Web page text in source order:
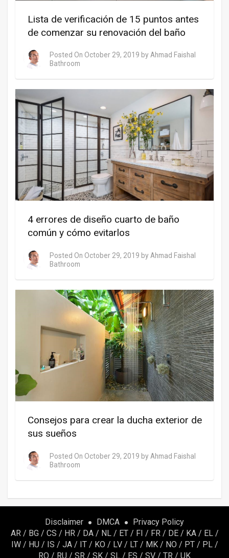
Lista de verificación de 15 puntos antes
de comenzar su renovación del baño
Posted On October 29, 2019 by Ahmad Faishal
Bathroom
4 errores de diseño cuarto de baño
común y cómo evitarlos
Posted On October 29, 2019 by Ahmad Faishal
Bathroom
Consejos para crear la ducha exterior de
sus sueños
Posted On October 29, 2019 by Ahmad Faishal
Bathroom
Disclaimer DMCA
Privacy Policy
AR / BG/ CS / HR / DA/ NL/ ET/ FI / FR / DE/ KA/ EL/
IW/ HU/ IS / JA/ IT/ KO / LV/ LT/ MK/ NO / PT/ PL/
RO / RU / SR / SK / SL / ES / SV / TR / UK